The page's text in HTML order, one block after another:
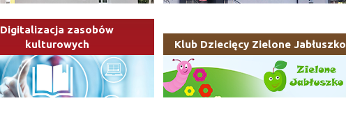
Digitalizacja zasobów
kulturowych
Klub Dziecięcy Zielone Jabłuszko